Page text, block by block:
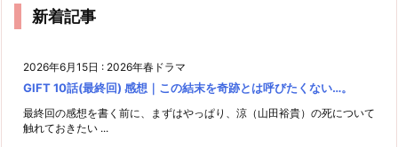
新着記事
2026年6月15日 : 2026年春ドラマ
GIFT 10話(最終回) 感想｜この結末を奇跡とは呼びたくない…。
最終回の感想を書く前に、まずはやっぱり、涼（山田裕貴）の死について
触れておきたい ...